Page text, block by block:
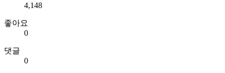
4,148
좋아요
0
댓글
0